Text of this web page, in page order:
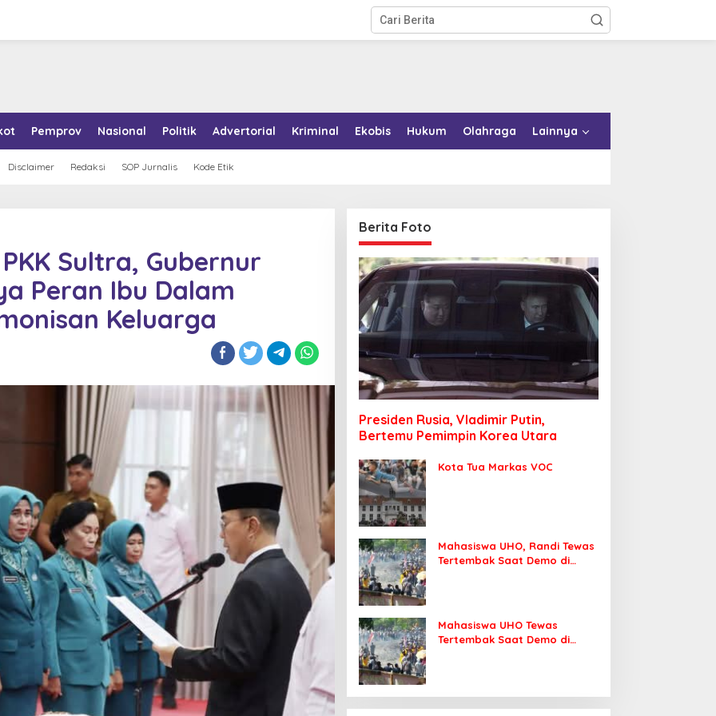
Pemprov Nasional Politik Advertorial Kriminal Ekobis Hukum Olahraga Lainnya
Disclaimer Redaksi SOP Jurnalis Kode Etik
Sultra, Gubernur
Peran Ibu Dalam
Keluarga
Berita Foto
Presiden Rusia, Vladimir Putin,
Bertemu Pemimpin Korea Utara
Kota Tua Markas VOC
Mahasiswa UHO, Randi Tewas
Tertembak Saat Demo di
Mahasiswa UHO Tewas
Tertembak Saat Demo di